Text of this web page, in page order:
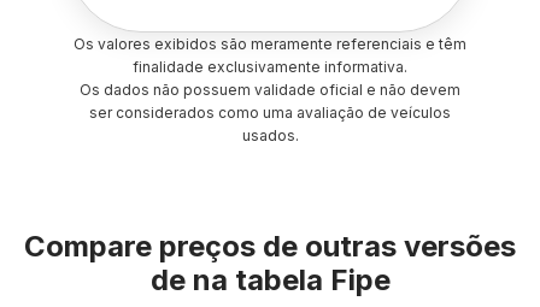
Os valores exibidos são meramente referenciais e têm
finalidade exclusivamente informativa.
Os dados não possuem validade oficial e não devem
ser considerados como uma avaliação de veículos
usados.
Compare preços de outras versões
de na tabela Fipe